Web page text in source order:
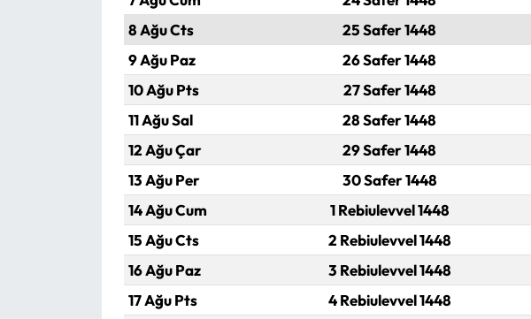
8 Ağu Cts
25 Safer 1448
9 Ağu Paz
26 Safer 1448
10 Ağu Pts
27 Safer 1448
11 Ağu Sal
28 Safer 1448
12 Ağu Çar
29 Safer 1448
13 Ağu Per
30 Safer 1448
14 Ağu Cum
1 Rebiulevvel 1448
15 Ağu Cts
2 Rebiulevvel 1448
16 Ağu Paz
3 Rebiulevvel 1448
17 Ağu Pts
4 Rebiulevvel 1448
Sungurlu Haberleri
Uğurludağ Haberleri